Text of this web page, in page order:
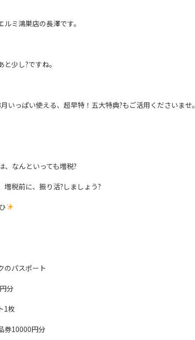
ミ鴻巣店の長澤です。
少し?ですね。
いっぱい使える、超早特！五大特典?もご活用くださいませ。
、なんといっても増税?
増税前に、振り活?しましょう?
のパスポート
分
1枚
券10000円分